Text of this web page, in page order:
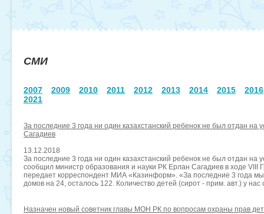
СМИ
2007 2009 2010 2011 2012 2013 2014 2015
2016
2021
За последние 3 года ни один казахстанский ребенок не был отдан на
Сагадиев
13.12.2018
За последние 3 года ни один казахстанский ребенок не был отдан на
сообщил министр образования и науки РК Ерлан Сагадиев в ходе VIII
передает корреспондент МИА «Казинформ». «За последние 3 года мы
домов на 24, осталось 122. Количество детей (сирот - прим. авт.) у
Назначен новый советник главы МОН РК по вопросам охраны прав